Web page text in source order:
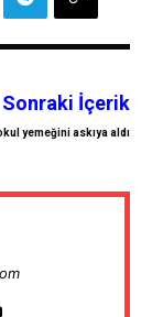
Sonraki İçerik
yemeğini askıya aldı